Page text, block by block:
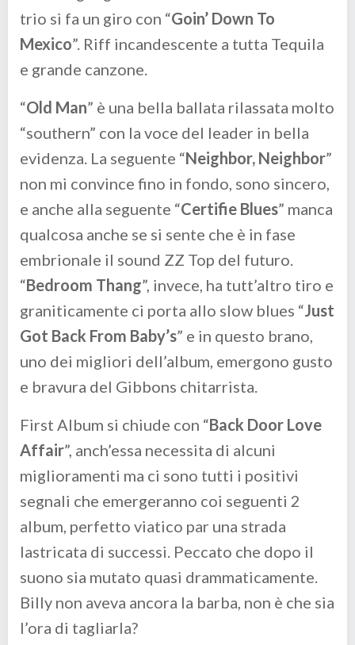
trio si fa un giro con “Goin’ Down To
Mexico”. Riff incandescente a tutta Tequila
e grande canzone.
“Old Man” è una bella ballata rilassata molto
“southern” con la voce del leader in bella
evidenza. La seguente “Neighbor, Neighbor”
non mi convince fino in fondo, sono sincero,
e anche alla seguente “Certifie Blues” manca
qualcosa anche se si sente che è in fase
embrionale il sound ZZ Top del futuro.
“Bedroom Thang”, invece, ha tutt’altro tiro e
graniticamente ci porta allo slow blues “Just
Got Back From Baby’s” e in questo brano,
uno dei migliori dell’album, emergono gusto
e bravura del Gibbons chitarrista.
First Album si chiude con “Back Door Love
Affair”, anch’essa necessita di alcuni
miglioramenti ma ci sono tutti i positivi
segnali che emergeranno coi seguenti 2
album, perfetto viatico par una strada
lastricata di successi. Peccato che dopo il
suono sia mutato quasi drammaticamente.
Billy non aveva ancora la barba, non è che sia
l’ora di tagliarla?